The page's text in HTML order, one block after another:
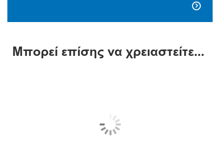

Μπορεί επίσης να χρειαστείτε...